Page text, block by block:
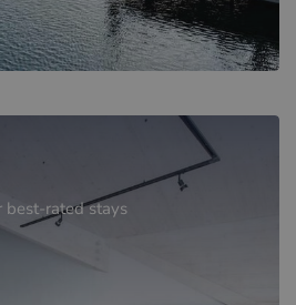
best-rated stays